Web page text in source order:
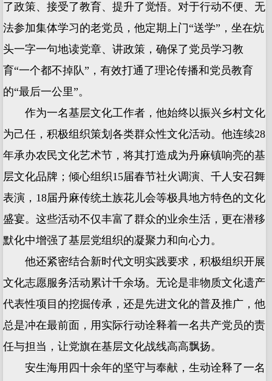
了政策、接受了教育、提升了觉悟。对于行动不便、无
法参加集体学习的老党员，他定期上门“送学”，坐在炕
头一字一句地读党章、讲政策，确保了党员学习教
育“一个都不掉队”，有效打通了理论传播和党员教育
的“最后一公里”。
作为一名基层文化工作者，他始终以振兴乡村文化
为己任，积极组织策划各类群众性文化活动。他连续28
年承办农民文化艺术节，将其打造成为丹麻镇响亮的基
层文化品牌；倾心组织15届春节社火调演、千人安召舞
表演，18届丹麻传统土族花儿会等极具地方特色的文化
盛宴。这些活动不仅丰富了群众的业余生活，更在潜移
默化中增强了基层党组织的凝聚力和向心力。
他还紧密结合新时代文明实践要求，积极组织开展
文化志愿服务活动累计千余场。无论是非物质文化遗产
代表性项目的挖掘传承，还是先进文化的普及推广，他
总是冲在最前面，用实际行动诠释着一名共产党员的责
任与担当，让党旗在基层文化战线高高飘扬。
安生海用四十余年的坚守与奉献，生动诠释了一名